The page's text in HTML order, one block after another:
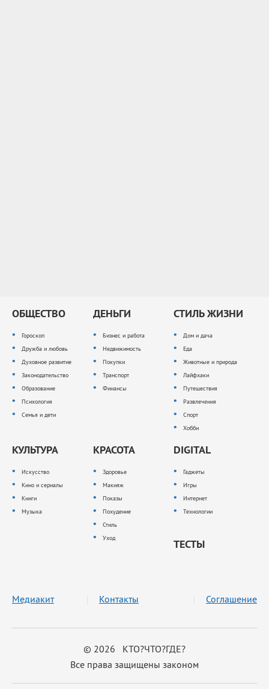
ОБЩЕСТВО
Гороскоп
Дружба и любовь
Духовное развитие
Законодательство
Образование
Психология
Семья и дети
ДЕНЬГИ
Бизнес и работа
Недвижимость
Покупки
Транспорт
Финансы
СТИЛЬ ЖИЗНИ
Дом и дача
Еда
Животные и природа
Лайфхаки
Путешествия
Развлечения
Спорт
Хобби
КУЛЬТУРА
Искусство
Кино и сериалы
Книги
Музыка
КРАСОТА
Здоровье
Макияж
Показы
Похудение
Стиль
Уход
DIGITAL
Гаджеты
Игры
Интернет
Технологии
ТЕСТЫ
© 2026 КТО?ЧТО?ГДЕ?
Все права защищены законом
Медиакит Контакты Соглашение